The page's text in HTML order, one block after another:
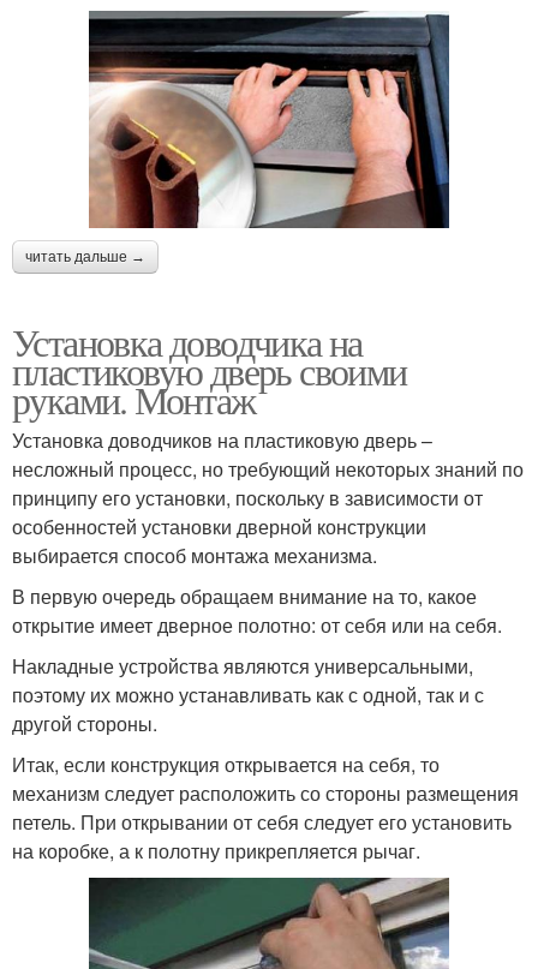
читать дальше →
Установка доводчика на
пластиковую дверь своими
руками. Монтаж
Установка доводчиков на пластиковую дверь –
несложный процесс, но требующий некоторых знаний по
принципу его установки, поскольку в зависимости от
особенностей установки дверной конструкции
выбирается способ монтажа механизма.
В первую очередь обращаем внимание на то, какое
открытие имеет дверное полотно: от себя или на себя.
Накладные устройства являются универсальными,
поэтому их можно устанавливать как с одной, так и с
другой стороны.
Итак, если конструкция открывается на себя, то
механизм следует расположить со стороны размещения
петель. При открывании от себя следует его установить
на коробке, а к полотну прикрепляется рычаг.